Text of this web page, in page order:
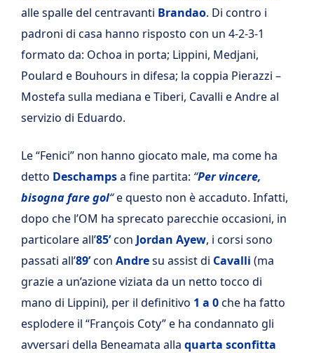
alle spalle del centravanti Brandao. Di contro i
padroni di casa hanno risposto con un 4-2-3-1
formato da: Ochoa in porta; Lippini, Medjani,
Poulard e Bouhours in difesa; la coppia Pierazzi –
Mostefa sulla mediana e Tiberi, Cavalli e Andre al
servizio di Eduardo.
Le “Fenici” non hanno giocato male, ma come ha
detto Deschampsa fine partita: “Per vincere,
bisogna fare gol“e questo non è accaduto. Infatti,
dopo che l’OM ha sprecato parecchie occasioni, in
particolare all’85’con Jordan Ayew, i corsi sono
passati all’89’con Andresu assist di Cavalli (ma
grazie a un’azione viziata da un netto tocco di
mano di Lippini), per il definitivo 1 a 0che ha fatto
esplodere il “François Coty” e ha condannato gli
avversari della Beneamata alla quarta sconfitta